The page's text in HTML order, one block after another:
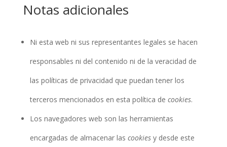
Notas adicionales
Ni esta web ni sus representantes legales se hacen
responsables ni del contenido ni de la veracidad de
las políticas de privacidad que puedan tener los
terceros mencionados en esta política de cookies.
Los navegadores web son las herramientas
encargadas de almacenar las cookiesy desde este